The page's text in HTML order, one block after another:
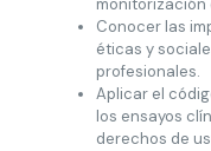
Conocer las
éticas y
profesionales.
Aplicar el
los ensayos
derechos de